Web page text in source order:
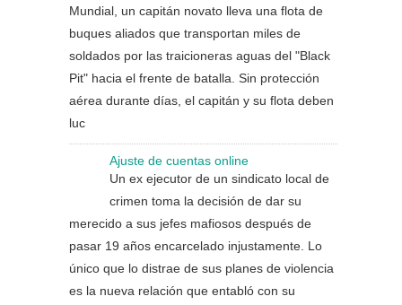
Mundial, un capitán novato lleva una flota de
buques aliados que transportan miles de
soldados por las traicioneras aguas del "Black
Pit" hacia el frente de batalla. Sin protección
aérea durante días, el capitán y su flota deben
luc
Ajuste de cuentas online
Un ex ejecutor de un sindicato local de
crimen toma la decisión de dar su
merecido a sus jefes mafiosos después de
pasar 19 años encarcelado injustamente. Lo
único que lo distrae de sus planes de violencia
es la nueva relación que entabló con su